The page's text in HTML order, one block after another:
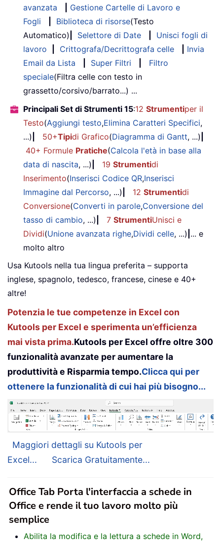
avanzata
Gestione Cartelle di Lavoro e
Fogli
Biblioteca di risorse(Testo
Automatico)
Selettore di Date
Unisci fogli di
lavoro
Crittografa/Decrittografa celle
Invia
Email da Lista
Super Filtri
Filtro
speciale(Filtra celle con testo in
grassetto/corsivo/barrato...) ...
Principali Set di Strumenti 15:12 Strumentiper il
Testo(Aggiungi testo,Elimina Caratteri Specifici,
...)
50+Tipidi Grafico(Diagramma di Gantt, ...)
40+ Formule Pratiche(Calcola l'età in base alla
data di nascita, ...) 19 Strumentidi
Inserimento(Inserisci Codice QR,Inserisci
Immagine dal Percorso, ...) 12 Strumentidi
Conversione(Converti in parole,Conversione del
tasso di cambio, ...) 7 StrumentiUnisci e
Dividi(Unione avanzata righe,Dividi celle, ...) ... e
molto altro
Usa Kutools nella tua lingua preferita – supporta
inglese, spagnolo, tedesco, francese, cinese e 40+
altre!
Potenzia le tue competenze in Excel con
Kutools per Excel e sperimenta un’efficienza
mai vista prima.Kutools per Excel offre oltre 300
funzionalità avanzate per aumentare la
produttività e Risparmia tempo.Clicca qui per
ottenere la funzionalità di cui hai più bisogno...
Maggiori dettagli su Kutools per
Excel...
Scarica Gratuitamente...
Office Tab Porta l'interfaccia a schede in
Office e rende il tuo lavoro molto più
semplice
Abilita la modifica e la lettura a schede in Word,